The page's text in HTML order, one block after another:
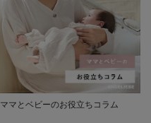
ママとベビーのお役立ちコラム